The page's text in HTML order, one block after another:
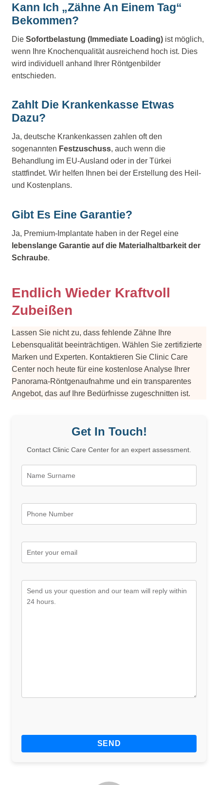
Kann Ich „Zähne An Einem Tag“
Bekommen?
Die Sofortbelastung (Immediate Loading) ist möglich,
wenn Ihre Knochenqualität ausreichend hoch ist. Dies
wird individuell anhand Ihrer Röntgenbilder
entschieden.
Zahlt Die Krankenkasse Etwas
Dazu?
Ja, deutsche Krankenkassen zahlen oft den
sogenannten Festzuschuss, auch wenn die
Behandlung im EU-Ausland oder in der Türkei
stattfindet. Wir helfen Ihnen bei der Erstellung des Heil-
und Kostenplans.
Gibt Es Eine Garantie?
Ja, Premium-Implantate haben in der Regel eine
lebenslange Garantie auf die Materialhaltbarkeit der
Schraube.
Endlich Wieder Kraftvoll
Zubeißen
Lassen Sie nicht zu, dass fehlende Zähne Ihre
Lebensqualität beeinträchtigen. Wählen Sie zertifizierte
Marken und Experten. Kontaktieren Sie Clinic Care
Center noch heute für eine kostenlose Analyse Ihrer
Panorama-Röntgenaufnahme und ein transparentes
Angebot, das auf Ihre Bedürfnisse zugeschnitten ist.
Get In Touch!
Contact Clinic Care Center for an expert assessment.